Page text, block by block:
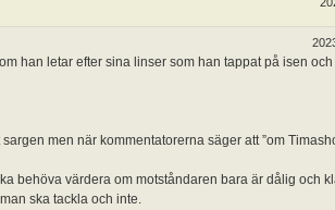
han letar efter sina linser som han tappat på isen
men när kommentatorerna säger att ”om
behöva värdera om motståndaren bara är dålig och
ska tackla och inte.